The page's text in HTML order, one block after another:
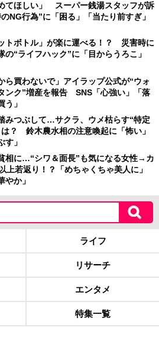
てほしい」 スーパー銭湯スタッフが訴
NG行為”に「困る」「当たり前すぎ」
トボトル」が楽に運べる！？ 災害時に
の“ライフハック”に「目からうろこ」
ら買わないで」アイラップ公式が“ウォ
ンク”増産を報告 SNS「心強い」「落
う」
みつぶして…サクラ、ウメ枯らす“特定
？ 鈴木農水相の注意喚起に「怖い」
す」
相に…“シワ＆面長”も気になる女性→カ
上若返り！？「めちゃくちゃ美人に」
やか」
ライフ
リサーチ
エンタメ
特集一覧